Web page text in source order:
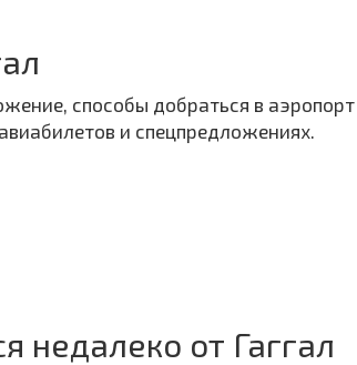
способы добраться в
и спецпредложениях.
недалеко от Гаггал